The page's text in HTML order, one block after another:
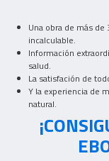
Una obra de más
incalculable.
Información
salud.
La satisfación de
Y la experiencia de
natural.